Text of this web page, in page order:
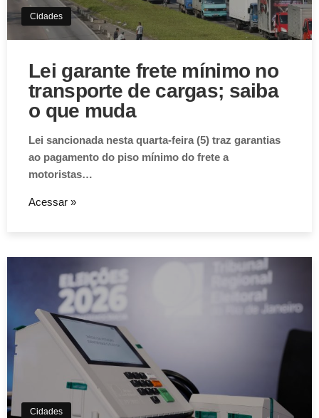
Cidades
Lei garante frete mínimo no
transporte de cargas; saiba
o que muda
Lei sancionada nesta quarta-feira (5) traz garantias
ao pagamento do piso mínimo do frete a
motoristas…
Acessar »
Cidades